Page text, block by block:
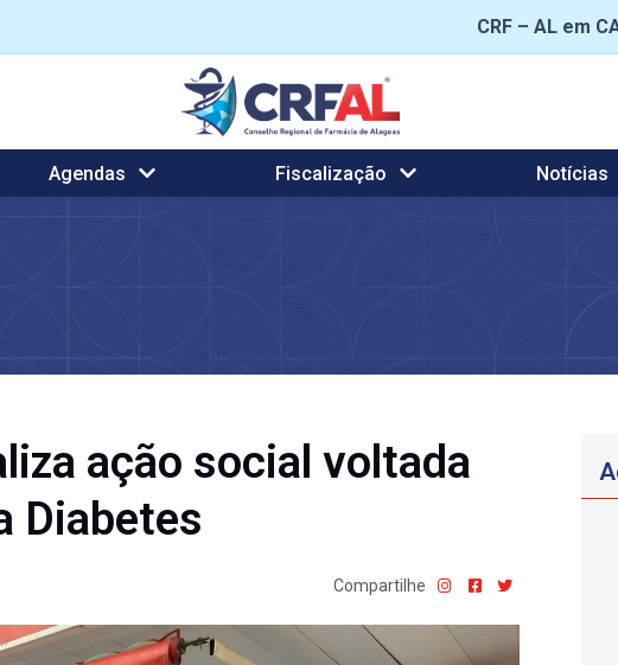
CRF – AL em
Agendas Fiscalização Notícias
ação social voltada
Diabetes
Compartilhe